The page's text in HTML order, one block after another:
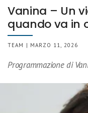
Vanina – Un
quando va in
TEAM | MARZO 11, 2026
Programmazione di